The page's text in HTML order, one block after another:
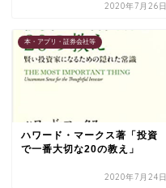
2020年7月26日
本・アプリ・証券会社等
ハワード・マークス著「投資
で一番大切な20の教え」
2020年7月24日